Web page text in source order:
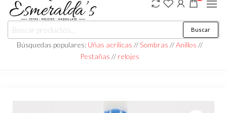
Joyería
Esmeraldas
Joyería |
Maquillaje
|
Relojería
Buscar
Búsquedas populares: Uñas acrílicas //Sombras //Anillos //
Pestañas // relojes